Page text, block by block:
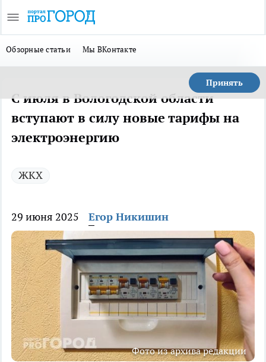
Обзорные статьи Мы ВКонтакте
Принять
С июля в Вологодской области
вступают в силу новые тарифы на
электроэнергию
ЖКХ
29 июня 2025 Егор Никишин
Фото из архива редакции